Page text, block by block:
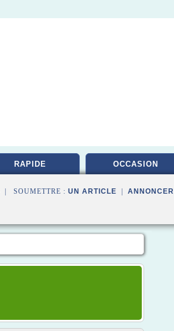
RAPIDE OCCASION
| SOUMETTRE : UN ARTICLE ANNONCER